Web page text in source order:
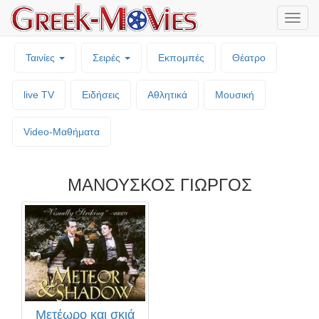
Ταινίες Σειρές Εκπομπές Θέατρο
live TV Ειδήσεις Αθλητικά Μουσική
Video-Mαθήματα
ΜΑΝΟΥΣΚΟΣ ΓΙΩΡΓΟΣ
Μετέωρο και σκιά